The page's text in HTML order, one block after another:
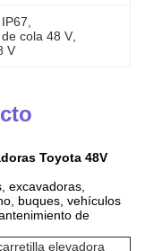
cola 48 V
V
Toyota 48V
excavadoras,
buques, vehículos
de
elevadora